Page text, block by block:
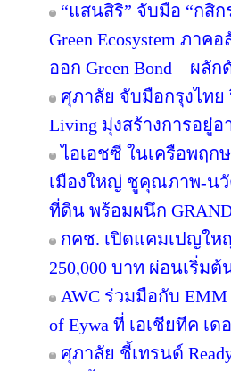
“แสนสิริ” จับมือ “กสิ
Green Ecosystem ภาค
ออก Green Bond – ผลั
ศุภาลัย จับมือกรุงไทย
Living มุ่งสร้างการอยู่
ไอเอชซี ในเครือพฤก
เมืองใหญ่ ชูคุณภาพ-นวั
ที่ดิน พร้อมผนึก
กคช. เปิดแคมเปญให
250,000 บาท ผ่อนเริ่มต้
AWC ร่วมมือกับ EMM
of Eywa ที่ เอเชียทีค เ
ศุภาลัย ชี้เทรนด์